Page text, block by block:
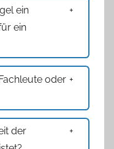
ein
ein
oder
der